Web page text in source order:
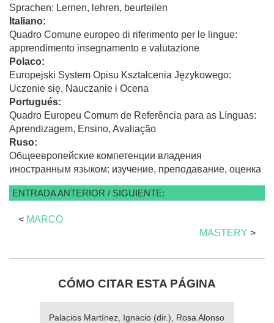
Sprachen: Lernen, lehren, beurteilen
Italiano:
Quadro Comune europeo di riferimento per le lingue:
apprendimento insegnamento e valutazione
Polaco:
Europejski System Opisu Kształcenia Językowego:
Uczenie się, Nauczanie i Ocena
Portugués:
Quadro Europeu Comum de Referência para as Línguas:
Aprendizagem, Ensino, Avaliação
Ruso:
Общеевропейские компетенции владения
иностранным языком: изучение, преподавание, оценка
ENTRADA ANTERIOR / SIGUIENTE:
< MARCO
MASTERY >
CÓMO CITAR ESTA PÁGINA
Palacios Martínez, Ignacio (dir.), Rosa Alonso